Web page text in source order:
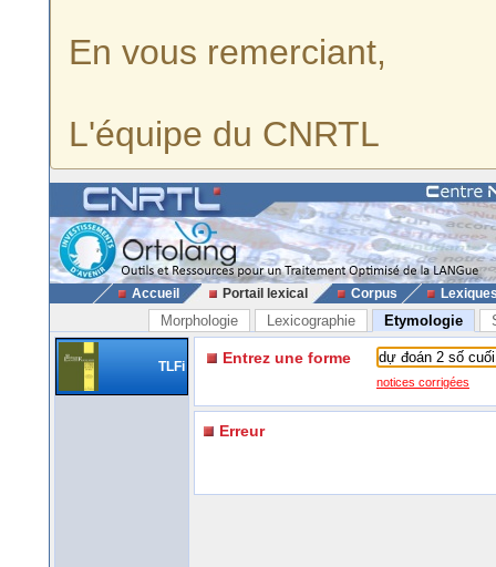
En vous remerciant,
L'équipe du CNRTL
Accueil Portail lexical Corpus
Morphologie Lexicographie Etymologie
TLFi Entrez une forme
notices corrigées
Erreur